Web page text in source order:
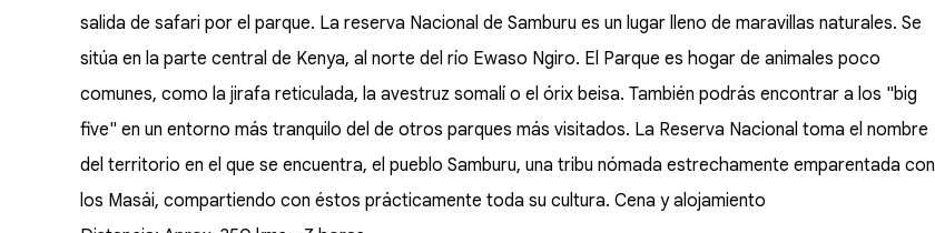
salida de safari por el parque. La reserva Nacional de Samburu es un lugar lleno de maravillas naturales. Se
sitúa en la parte central de Kenya, al norte del río Ewaso Ngiro. El Parque es hogar de animales poco
comunes, como la jirafa reticulada, la avestruz somalí o el órix beisa. También podrás encontrar a los "big
five" en un entorno más tranquilo del de otros parques más visitados. La Reserva Nacional toma el nombre
del territorio en el que se encuentra, el pueblo Samburu, una tribu nómada estrechamente emparentada con
los Masái, compartiendo con éstos prácticamente toda su cultura. Cena y alojamiento